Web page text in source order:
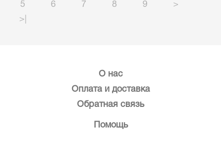
5
6 7 8 9
>
>|
О нас
Оплата и доставка
Обратная связь
Помощь